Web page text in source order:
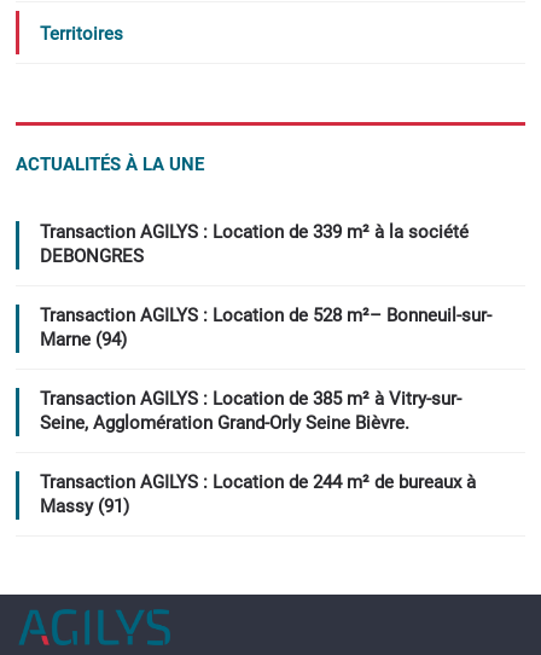
Territoires
ACTUALITÉS À LA UNE
Transaction AGILYS : Location de 339 m² à la société
DEBONGRES
Transaction AGILYS : Location de 528 m²– Bonneuil-sur-
Marne (94)
Transaction AGILYS : Location de 385 m² à Vitry-sur-
Seine, Agglomération Grand-Orly Seine Bièvre.
Transaction AGILYS : Location de 244 m² de bureaux à
Massy (91)